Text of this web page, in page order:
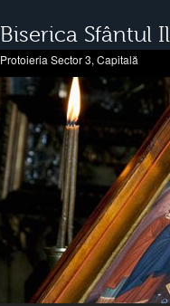
Biserica Sfântul
Protoieria Sector 3, Capitală